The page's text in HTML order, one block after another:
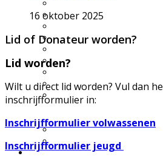
Jaarboeken
Ledenvergaderingen
Info voor IVN
Materialen
Statuten, huishoudelijk
reglement,
omgangsregels
Gidsenmateriaal
Over deze website
Contact
16 oktober 2025
Lid of Donateur worden?
Lid worden?
Wilt u direct lid worden? Vul dan
inschrijfformulier in:
Inschrijfformulier volwassenen
Inschrijfformulier jeugd